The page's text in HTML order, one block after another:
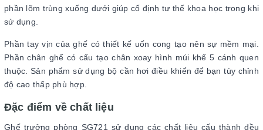
phần lõm trùng xuống dưới giúp cố định tư thế khoa học trong khi
sử dụng.
Phần tay vịn của ghế có thiết kế uốn cong tạo nên sự mềm mại.
Phần chân ghế có cấu tạo chân xoay hình múi khế 5 cánh quen
thuộc. Sản phẩm sử dụng bộ cần hơi điều khiển để bạn tùy chỉnh
độ cao thấp phù hợp.
Đặc điểm về chất liệu
Ghế trưởng phòng SG721 sử dụng các chất liệu cấu thành đều